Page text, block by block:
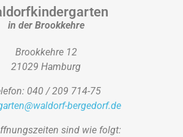
in der Brookkehre
Brookkehre 12
21029 Hamburg
040 / 209 714-75
bergedorf.de
sind wie folgt: